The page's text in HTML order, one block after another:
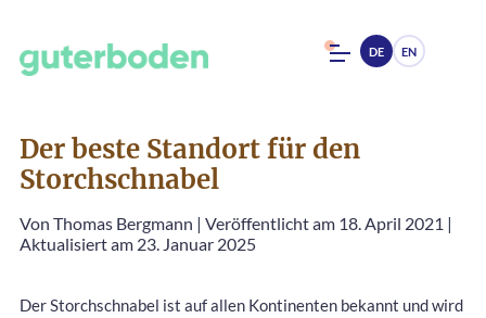
DE EN
Der beste Standort für den
Storchschnabel
Von Thomas Bergmann | Veröffentlicht am 18. April 2021 |
Aktualisiert am 23. Januar 2025
Der Storchschnabel ist auf allen Kontinenten bekannt und wird